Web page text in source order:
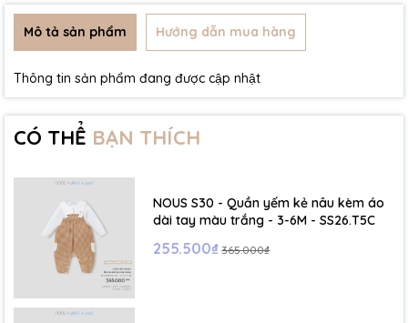
Mô tả sản phẩm Hướng dẫn mua hàng
Thông tin sản phẩm đang được cập nhật
CÓ THỂ BẠN THÍCH
NOUS S30 - Quần yếm kẻ nâu kèm áo
dài tay màu trắng - 3-6M - SS26.T5C
255.500₫ 365.000₫